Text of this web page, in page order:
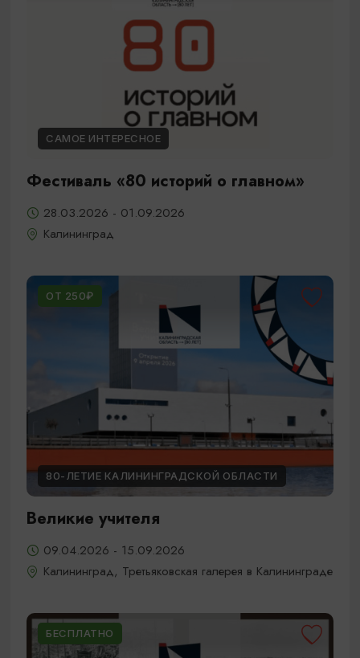
САМОЕ ИНТЕРЕСНОЕ
Фестиваль «80 историй о главном»
28.03.2026 - 01.09.2026
Калининград
ОТ 250₽
80-ЛЕТИЕ КАЛИНИНГРАДСКОЙ ОБЛАСТИ
Великие учителя
09.04.2026 - 15.09.2026
Калининград, Третьяковская галерея в Калининграде
БЕСПЛАТНО